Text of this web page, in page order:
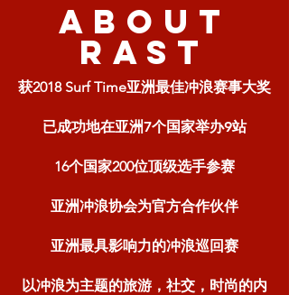
ABOUT
RAST
获2018 Surf Time亚洲最佳冲浪赛事大奖
已成功地在亚洲7个国家举办9站
16个国家200位顶级选手参赛
亚洲冲浪协会为官方合作伙伴
亚洲最具影响力的冲浪巡回赛
以冲浪为主题的旅游，社交，时尚的内